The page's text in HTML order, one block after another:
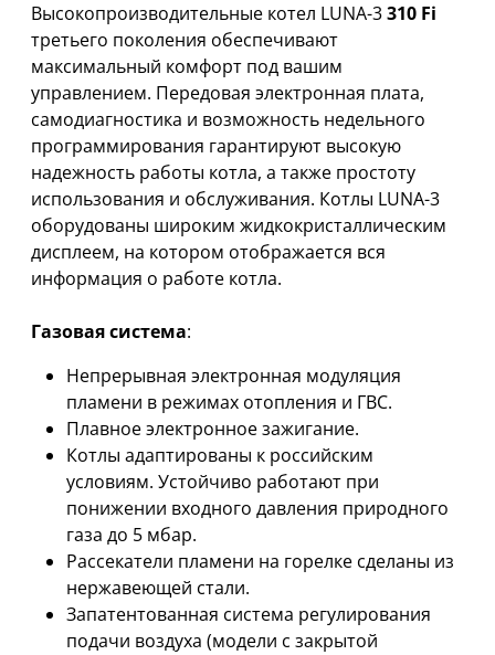
Высокопроизводительные котел LUNA-3310 Fi
третьего поколения обеспечивают
максимальный комфорт под вашим
управлением. Передовая электронная плата,
самодиагностика и возможность недельного
программирования гарантируют высокую
надежность работы котла, а также простоту
использования и обслуживания. Котлы LUNA-3
оборудованы широким жидкокристаллическим
дисплеем, на котором отображается вся
информация о работе котла.
Газовая система:
Непрерывная электронная модуляция
пламени в режимах отопления и ГВС.
Плавное электронное зажигание.
Котлы адаптированы к российским
условиям. Устойчиво работают при
понижении входного давления природного
газа до 5 мбар.
Рассекатели пламени на горелке сделаны из
нержавеющей стали.
Запатентованная система регулирования
подачи воздуха (модели с закрытой